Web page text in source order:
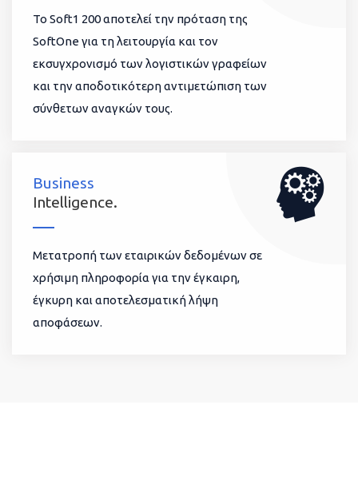
To Soft1 200 αποτελεί την πρόταση της
SoftOne για τη λειτουργία και τον
εκσυγχρονισμό των λογιστικών γραφείων
και την αποδοτικότερη αντιμετώπιση των
σύνθετων αναγκών τους.
Business
Intelligence.
Μετατροπή των εταιρικών δεδομένων σε
χρήσιμη πληροφορία για την έγκαιρη,
έγκυρη και αποτελεσματική λήψη
αποφάσεων.